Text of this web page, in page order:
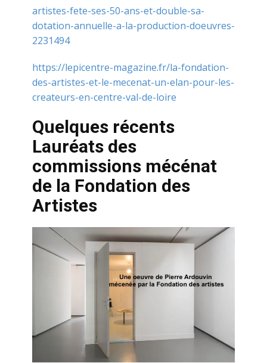
artistes-fete-ses-50-ans-et-double-sa-
dotation-annuelle-a-la-production-doeuvres-
2231494
https://lepicentre-magazine.fr/la-fondation-
des-artistes-et-le-mecenat-un-elan-pour-les-
createurs-en-centre-val-de-loire
Quelques récents
Lauréats des
commissions mécénat
de la Fondation des
Artistes